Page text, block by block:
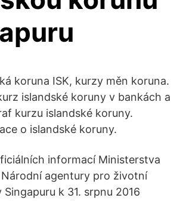
koruna ISK, kurzy měn koruna.
islandské koruny v bankách a
kurzu islandské koruny.
o islandské koruny.
informací Ministerstva
agentury pro životní
k 31. srpnu 2016